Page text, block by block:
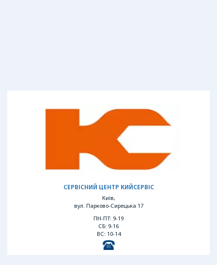
СЕРВІСНИЙ ЦЕНТР КИЙСЕРВІС
Київ,
вул. Парково-Сирецька 17
ПН-ПТ: 9-19
СБ: 9-16
ВС: 10-14